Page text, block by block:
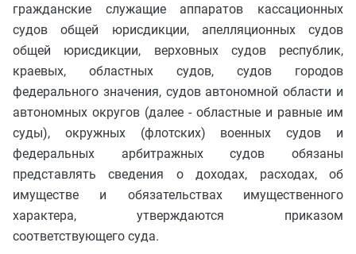
гражданские служащие аппаратов кассационных
судов общей юрисдикции, апелляционных судов
общей юрисдикции, верховных судов республик,
краевых, областных судов, судов городов
федерального значения, судов автономной области и
автономных округов (далее - областные и равные им
суды), окружных (флотских) военных судов и
федеральных арбитражных судов обязаны
представлять сведения о доходах, расходах, об
имуществе и обязательствах имущественного
характера, утверждаются приказом
соответствующего суда.